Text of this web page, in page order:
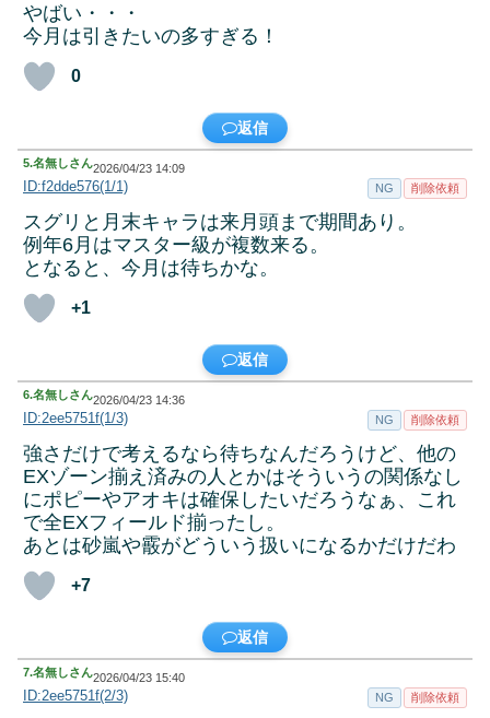
やばい・・・
今月は引きたいの多すぎる！
0
返信
5.名無しさん2026/04/23 14:09
ID:f2dde576(1/1) NG 削除依頼
スグリと月末キャラは来月頭まで期間あり。
例年6月はマスター級が複数来る。
となると、今月は待ちかな。
+1
返信
6.名無しさん2026/04/23 14:36
ID:2ee5751f(1/3) NG 削除依頼
強さだけで考えるなら待ちなんだろうけど、他の
EXゾーン揃え済みの人とかはそういうの関係なし
にポピーやアオキは確保したいだろうなぁ、これ
で全EXフィールド揃ったし。
あとは砂嵐や霰がどういう扱いになるかだけだわ
+7
返信
7.名無しさん2026/04/23 15:40
ID:2ee5751f(2/3) NG 削除依頼